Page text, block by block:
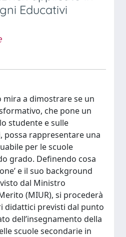
Educativi
a dimostrare se un
che pone un
studente e sulle
possa rappresentare una
per le scuole
grado. Definendo cosa
e il suo background
dal Ministro
(MIUR), si procederà
didattici previsti dal punto
dell’insegnamento della
scuole secondarie in